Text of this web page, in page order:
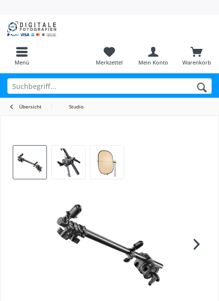
Menü Warenkorb
Merkzettel Mein Konto
Übersicht Studio